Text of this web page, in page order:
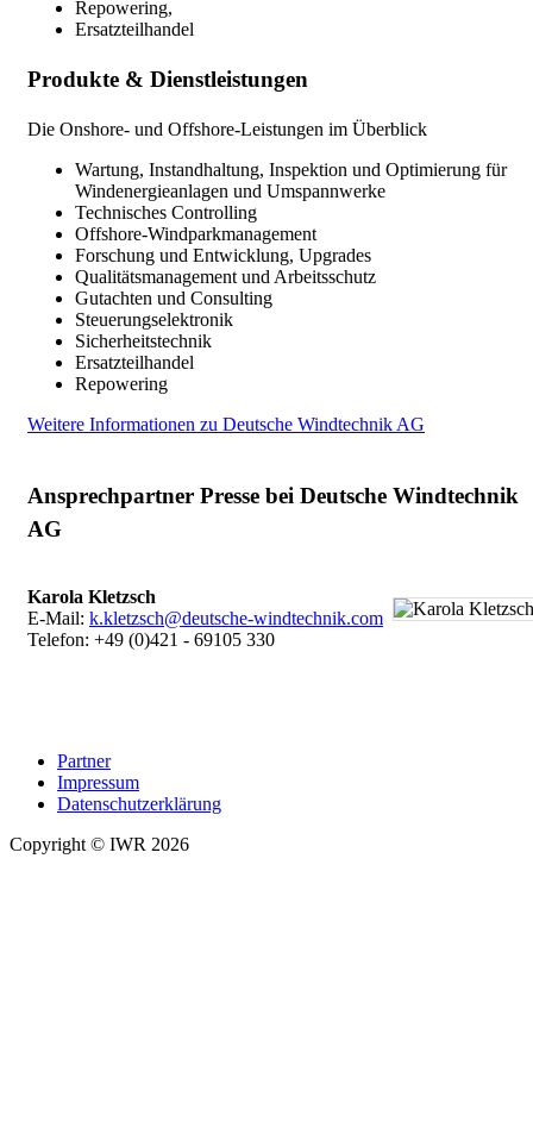
Repowering,
Ersatzteilhandel
Produkte & Dienstleistungen
Die Onshore- und Offshore-Leistungen im Überblick
Wartung, Instandhaltung, Inspektion und Optimierung für
Windenergieanlagen und Umspannwerke
Technisches Controlling
Offshore-Windparkmanagement
Forschung und Entwicklung, Upgrades
Qualitätsmanagement und Arbeitsschutz
Gutachten und Consulting
Steuerungselektronik
Sicherheitstechnik
Ersatzteilhandel
Repowering
Weitere Informationen zu Deutsche Windtechnik AG
Ansprechpartner Presse bei Deutsche Windtechnik
AG
Karola Kletzsch
E-Mail: k.kletzsch@deutsche-windtechnik.com
Telefon: +49 (0)421 - 69105 330
Partner
Impressum
Datenschutzerklärung
Copyright © IWR 2026